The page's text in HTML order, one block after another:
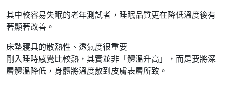
其中較容易失眠的老年測試者，睡眠品質更在降低溫度後有
著顯著改善。
床墊寢具的散熱性、透氣度很重要
剛入睡時感覺比較熱，其實並非「體溫升高」，而是要將深
層體溫降低，身體將溫度散到皮膚表層所致。